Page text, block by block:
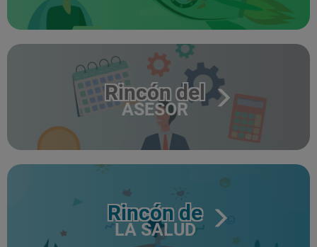
Rincón del
ASESOR
Rincón de
LA SALUD